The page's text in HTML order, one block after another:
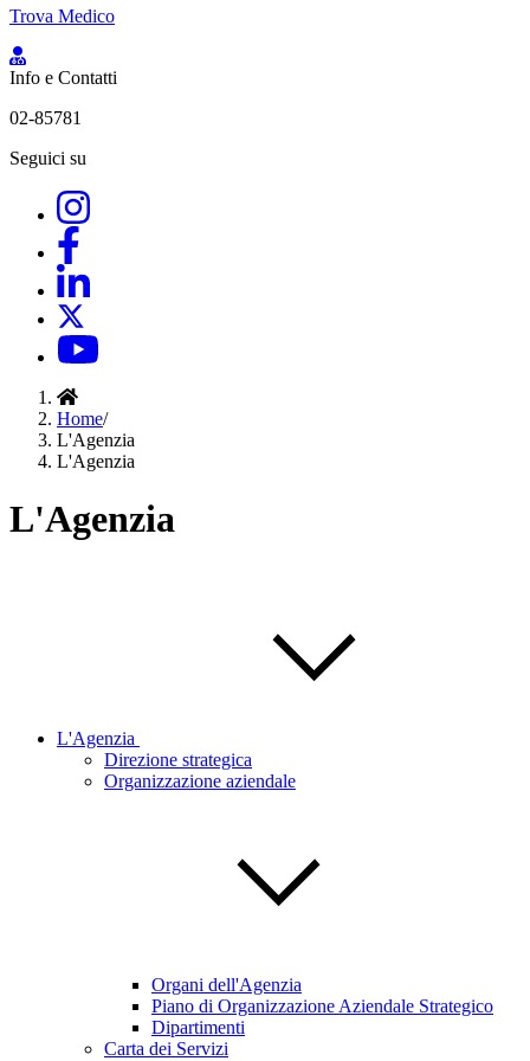
Trova Medico
Info e Contatti
02-85781
Seguici su
Home/
L'Agenzia
L'Agenzia
L'Agenzia
L'Agenzia
Direzione strategica
Organizzazione aziendale
Organi dell'Agenzia
Piano di Organizzazione Aziendale Strategico
Dipartimenti
Carta dei Servizi